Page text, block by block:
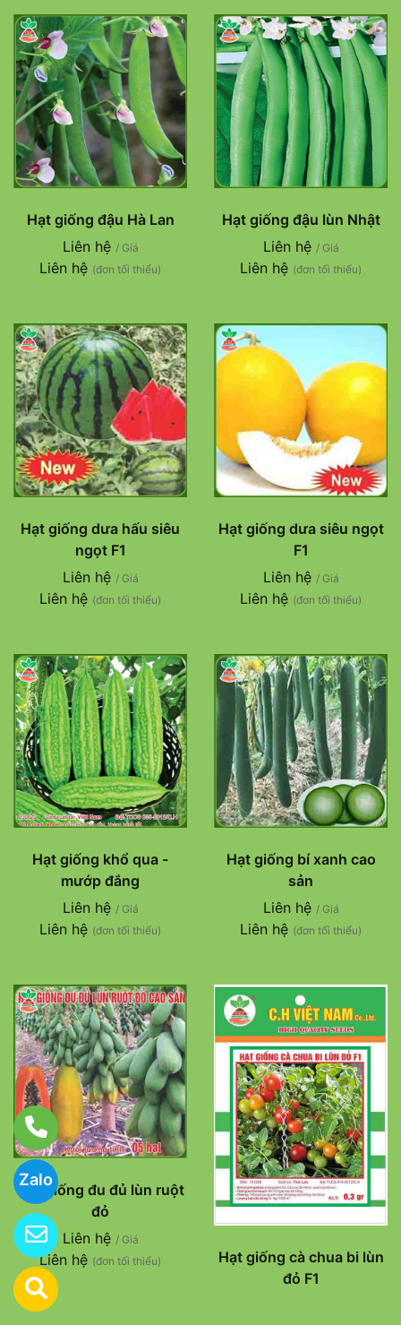
Zalo
Hạt giống đậu Hà Lan
Liên hệ / Giá
Liên hệ (đơn tối thiểu)
Hạt giống đậu lùn Nhật
Liên hệ / Giá
Liên hệ (đơn tối thiểu)
Hạt giống dưa hấu siêu
ngọt F1
Liên hệ / Giá
Liên hệ (đơn tối thiểu)
Hạt giống dưa siêu ngọt
F1
Liên hệ / Giá
Liên hệ (đơn tối thiểu)
Hạt giống khổ qua -
mướp đắng
Liên hệ / Giá
Liên hệ (đơn tối thiểu)
Hạt giống bí xanh cao
sản
Liên hệ / Giá
Liên hệ (đơn tối thiểu)
Hạt giống đu đủ lùn ruột
đỏ
Liên hệ / Giá
Liên hệ (đơn tối thiểu)
Hạt giống cà chua bi lùn
đỏ F1